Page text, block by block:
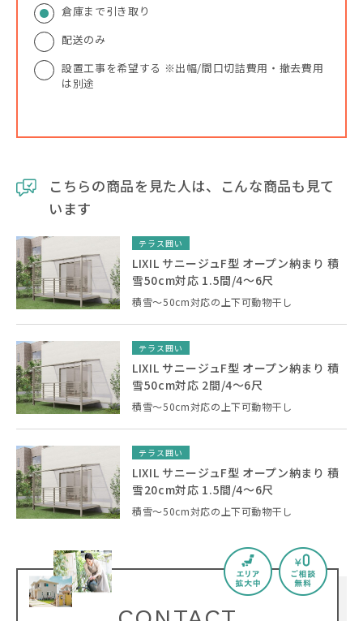
倉庫まで引き取り
配送のみ
設置工事を希望する ※出幅/間口切詰費用・撤去費用
は別途
こちらの商品を見た人は、こんな商品も見て
います
テラス囲い
LIXIL サニージュF型 オープン納まり 積
雪50cm対応 1.5間/4〜6尺
積雪～50cm対応の上下可動物干し
テラス囲い
LIXIL サニージュF型 オープン納まり 積
雪50cm対応 2間/4〜6尺
積雪～50cm対応の上下可動物干し
テラス囲い
LIXIL サニージュF型 オープン納まり 積
雪20cm対応 1.5間/4〜6尺
積雪～50cm対応の上下可動物干し